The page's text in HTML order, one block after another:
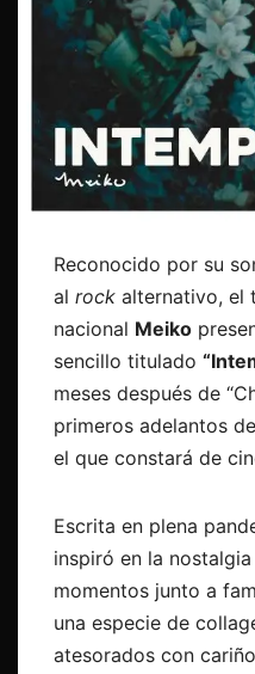
Reconocido por su
al rock alternativo, el
nacional Meiko
sencillo titulado
meses después de
primeros adelantos
el que constará de
Escrita en plena
inspiró en la
momentos junto a
una especie de
atesorados con